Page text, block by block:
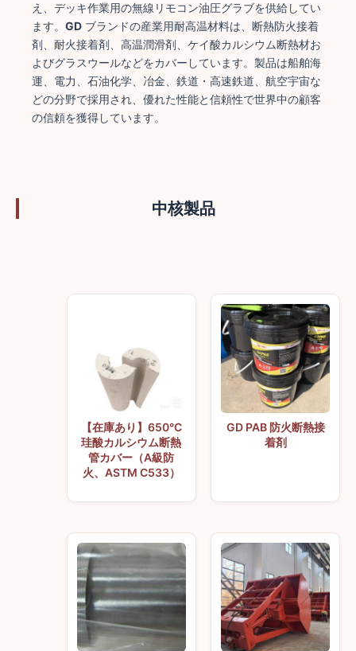
え、デッキ作業用の無線リモコン油圧グラブを供給してい
ます。 GD ブランドの産業用耐高温材料は、断熱防火接着
剤、耐火接着剤、高温潤滑剤、ケイ酸カルシウム断熱材お
よびグラスウールなどをカバーしています。製品は船舶海
運、電力、石油化学、冶金、鉄道・高速鉄道、航空宇宙な
どの分野で採用され、優れた性能と信頼性で世界中の顧客
の信頼を獲得しています。
中核製品
【在庫あり】650°C
珪酸カルシウム断熱
管カバー（A級防
火、ASTM C533）
GD PAB 防火断熱接
着剤